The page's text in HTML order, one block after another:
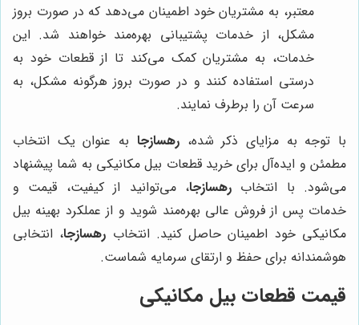
معتبر، به مشتریان خود اطمینان می‌دهد که در صورت بروز
مشکل، از خدمات پشتیبانی بهره‌مند خواهند شد. این
خدمات، به مشتریان کمک می‌کند تا از قطعات خود به
درستی استفاده کنند و در صورت بروز هرگونه مشکل، به
سرعت آن را برطرف نمایند.
با توجه به مزایای ذکر شده،رهسازجا به عنوان یک انتخاب
مطمئن و ایده‌آل برای خرید قطعات بیل مکانیکی به شما پیشنهاد
می‌شود. با انتخابرهسازجا، می‌توانید از کیفیت، قیمت و
خدمات پس از فروش عالی بهره‌مند شوید و از عملکرد بهینه بیل
مکانیکی خود اطمینان حاصل کنید. انتخاب رهسازجا، انتخابی
هوشمندانه برای حفظ و ارتقای سرمایه شماست.
قیمت قطعات بیل مکانیکی